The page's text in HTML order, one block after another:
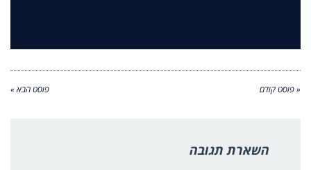
« פוסט קודם פוסט הבא »
השארת תגובה